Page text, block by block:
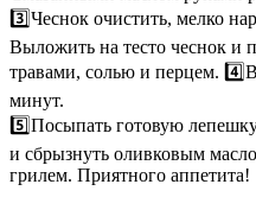
3️⃣Чеснок очистить, мелко
Выложить на тесто чеснок
травами, солью и перцем.
минут.
5️⃣Посыпать готовую
и сбрызнуть оливковым
грилем. Приятного аппетита!